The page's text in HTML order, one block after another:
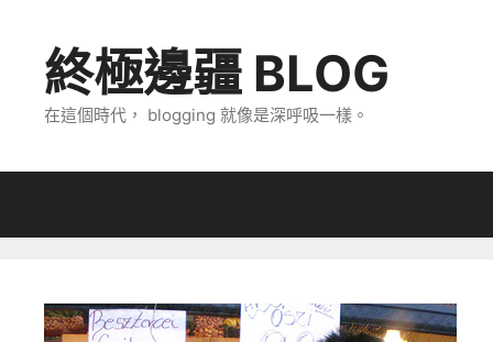
終極邊疆 BLOG
在這個時代， blogging 就像是深呼吸一樣。